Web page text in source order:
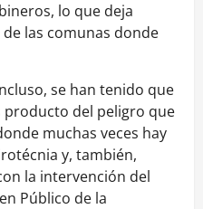
lo que deja
las comunas donde
se han tenido que
producto del peligro que
muchas veces hay
y, también,
la intervención del
Público de la